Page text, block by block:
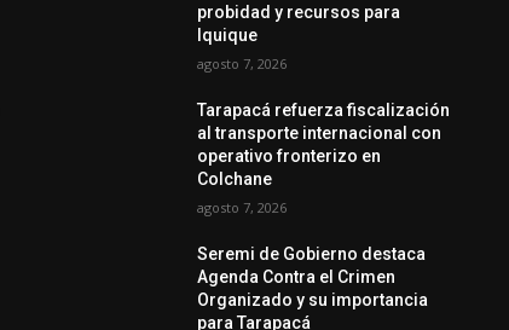
probidad y recursos para
Iquique
agosto 7, 2026
Tarapacá refuerza fiscalización
al transporte internacional con
operativo fronterizo en
Colchane
agosto 7, 2026
Seremi de Gobierno destaca
Agenda Contra el Crimen
Organizado y su importancia
para Tarapacá